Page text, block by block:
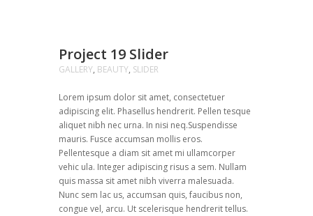
Project 19 Slider
GALLERY, BEAUTY, SLIDER
Lorem ipsum dolor sit amet, consectetuer
adipiscing elit. Phasellus hendrerit. Pellen tesque
aliquet nibh nec urna. In nisi neq.Suspendisse
mauris. Fusce accumsan mollis eros.
Pellentesque a diam sit amet mi ullamcorper
vehic ula. Integer adipiscing risus a sem. Nullam
quis massa sit amet nibh viverra malesuada.
Nunc sem lac us, accumsan quis, faucibus non,
congue vel, arcu. Ut scelerisque hendrerit tellus.